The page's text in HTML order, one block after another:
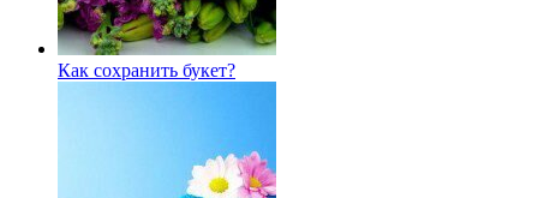
Как сохранить букет?